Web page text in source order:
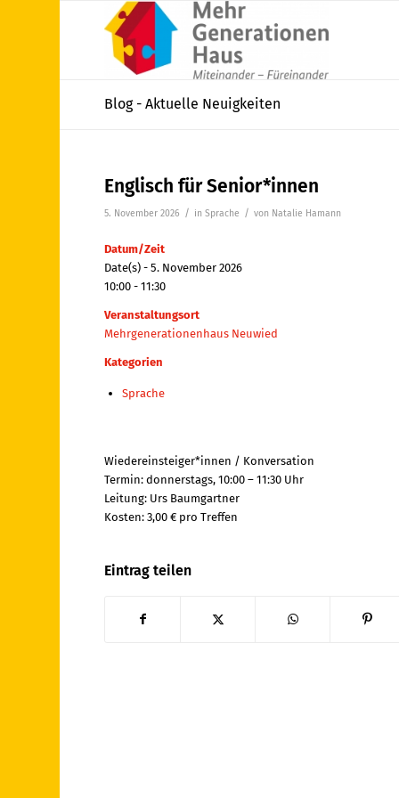
Blog - Aktuelle Neuigkeiten
Englisch für Senior*innen
5. November 2026 / inSprache / von Natalie Hamann
Datum/Zeit
Date(s) - 5. November 2026
10:00 - 11:30
Veranstaltungsort
Mehrgenerationenhaus Neuwied
Kategorien
Sprache
Wiedereinsteiger*innen / Konversation
Termin: donnerstags, 10:00 – 11:30 Uhr
Leitung: Urs Baumgartner
Kosten: 3,00 € pro Treffen
Eintrag teilen